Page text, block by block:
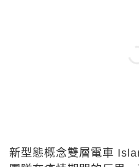
新型態概念雙層電車